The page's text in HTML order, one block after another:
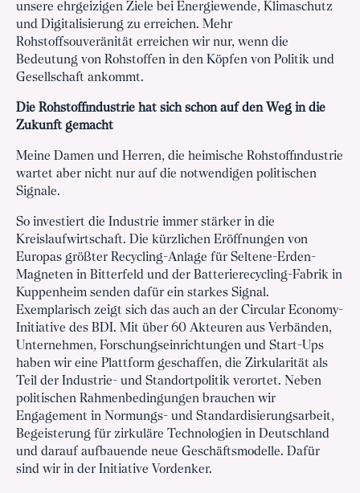
unsere ehrgeizigen Ziele bei Energiewende, Klimaschutz
und Digitalisierung zu erreichen. Mehr
Rohstoffsouveränität erreichen wir nur, wenn die
Bedeutung von Rohstoffen in den Köpfen von Politik und
Gesellschaft ankommt.
Die Rohstoffindustrie hat sich schon auf den Weg in die
Zukunft gemacht
Meine Damen und Herren, die heimische Rohstoffindustrie
wartet aber nicht nur auf die notwendigen politischen
Signale.
So investiert die Industrie immer stärker in die
Kreislaufwirtschaft. Die kürzlichen Eröffnungen von
Europas größter Recycling-Anlage für Seltene-Erden-
Magneten in Bitterfeld und der Batterierecycling-Fabrik in
Kuppenheim senden dafür ein starkes Signal.
Exemplarisch zeigt sich das auch an der Circular Economy-
Initiative des BDI. Mit über 60 Akteuren aus Verbänden,
Unternehmen, Forschungseinrichtungen und Start-Ups
haben wir eine Plattform geschaffen, die Zirkularität als
Teil der Industrie- und Standortpolitik verortet. Neben
politischen Rahmenbedingungen brauchen wir
Engagement in Normungs- und Standardisierungsarbeit,
Begeisterung für zirkuläre Technologien in Deutschland
und darauf aufbauende neue Geschäftsmodelle. Dafür
sind wir in der Initiative Vordenker.